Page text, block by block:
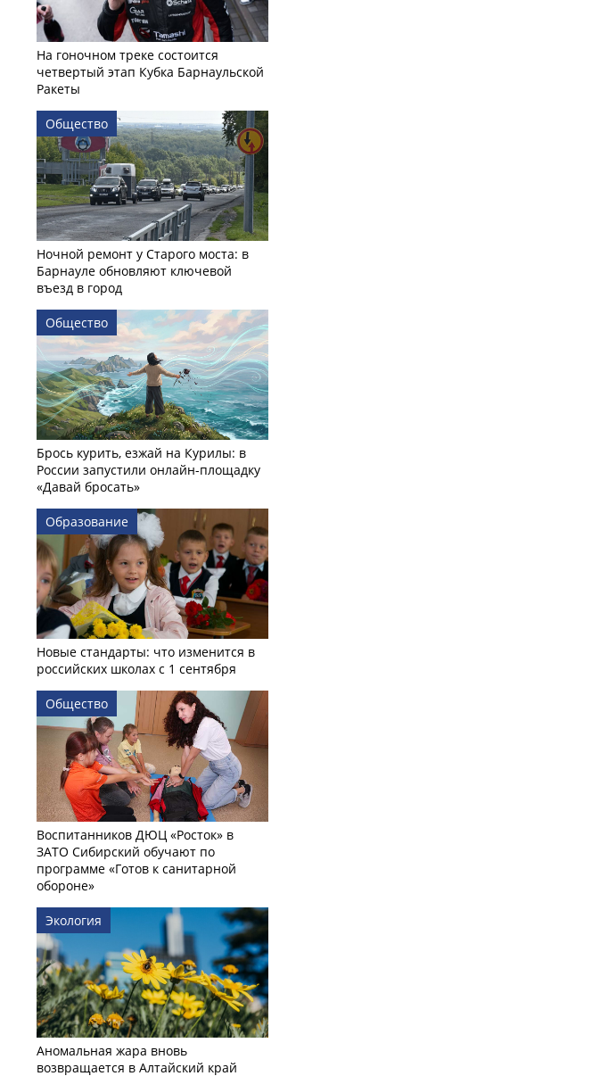
На гоночном треке состоится
четвертый этап Кубка Барнаульской
Ракеты
Общество
Ночной ремонт у Старого моста: в
Барнауле обновляют ключевой
въезд в город
Общество
Брось курить, езжай на Курилы: в
России запустили онлайн-­площадку
«Давай бросать»
Образование
Новые стандарты: что изменится в
российских школах с 1 сентября
Общество
Воспитанников ДЮЦ «Росток» в
ЗАТО Сибирский обучают по
программе «Готов к санитарной
обороне»
Экология
Аномальная жара вновь
возвращается в Алтайский край